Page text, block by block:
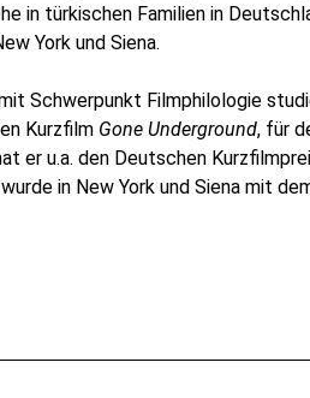
in türkischen Familien in
York und Siena.
Schwerpunkt Filmphilologie
Kurzfilm Gone Underground, für
er u.a. den Deutschen
in New York und Siena mit